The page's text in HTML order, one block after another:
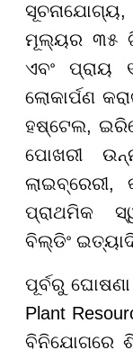
ମୂଲ୍ୟର ୩୫ ଟି
ଏବଂ ପ୍ରାୟ
ଲୋକାର୍ପଣ
ହଷ୍ଟେଲ,
ପୋଖରୀ
ଲାଇବ୍ରେରୀ,
ପ୍ରାଥମିକ
ବିଲ୍ଡିଂ
ପୂର୍ବରୁ
Plant
ବିନିଯୋଗରେ